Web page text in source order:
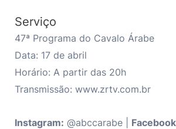
Serviço
47ª Programa do Cavalo Árabe
Data: 17 de abril
Horário: A partir das 20h
Transmissão: www.zrtv.com.br
Instagram: @abccarabe |